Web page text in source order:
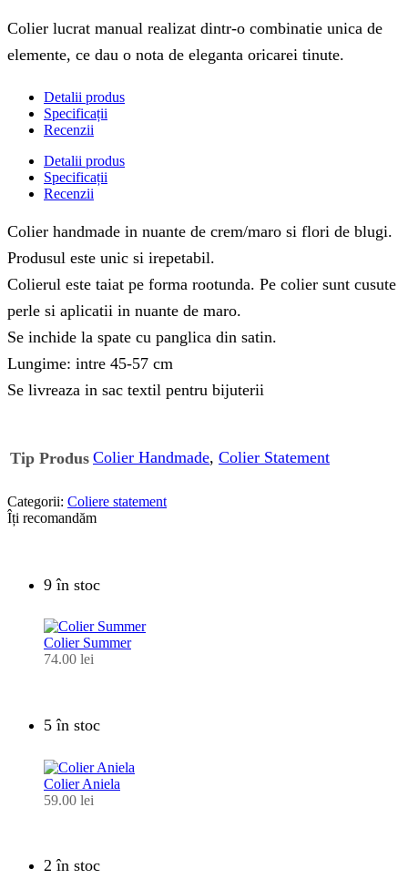
Colier lucrat manual realizat dintr-o combinatie unica de
elemente, ce dau o nota de eleganta oricarei tinute.
Detalii produs
Specificații
Recenzii
Detalii produs
Specificații
Recenzii
Colier handmade in nuante de crem/maro si flori de blugi.
Produsul este unic si irepetabil.
Colierul este taiat pe forma rootunda. Pe colier sunt cusute
perle si aplicatii in nuante de maro.
Se inchide la spate cu panglica din satin.
Lungime: intre 45-57 cm
Se livreaza in sac textil pentru bijuterii
Tip Produs Colier Handmade, Colier Statement
Categorii: Coliere statement
Îți recomandăm
9 în stoc
Colier Summer
74.00 lei
5 în stoc
Colier Aniela
59.00 lei
2 în stoc